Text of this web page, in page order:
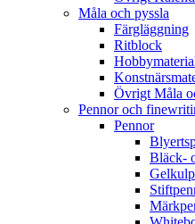
Måla och pyssla
Färgläggning
Ritblock
Övrigt Måla
Pennor och
Pennor
Bläck-